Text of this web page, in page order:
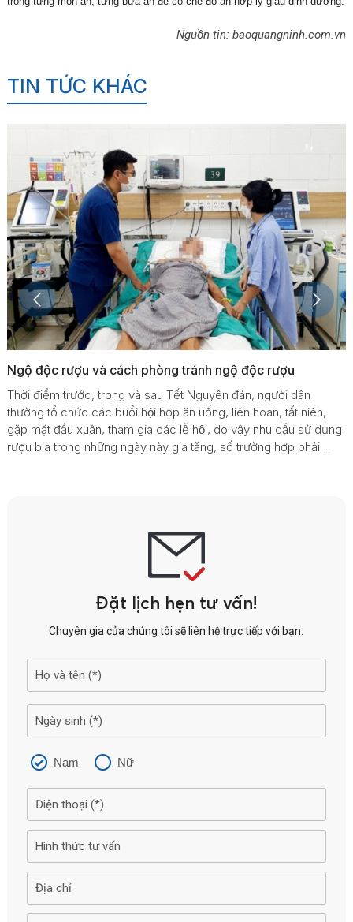
Nguồn tin: baoquangninh.com.vn
TIN TỨC KHÁC
Ngộ độc rượu và cách phòng tránh ngộ độc rượu
Thời điểm trước, trong và sau Tết Nguyên đán, người dân
thường tổ chức các buổi hội họp ăn uống, liên hoan, tất niên,
gặp mặt đầu xuân, tham gia các lễ hội, do vậy nhu cầu sử dụng
rượu bia trong những ngày này gia tăng, số trường hợp phải
Đặt lịch hẹn tư vấn!
Chuyên gia của chúng tôi sẽ liên hệ trực tiếp với bạn.
Nam Nữ